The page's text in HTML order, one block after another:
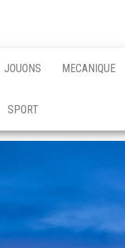
JOUONS MECANIQUE
SPORT